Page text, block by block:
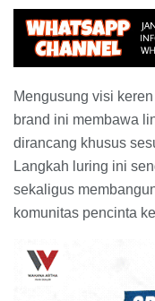
Mengusung visi
brand ini membawa
dirancang khusus
Langkah luring ini
sekaligus
komunitas pencinta